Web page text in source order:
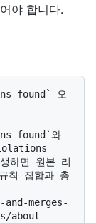
야 합니다.
하면 원본 리
칙 집합과 충
merges-
about-